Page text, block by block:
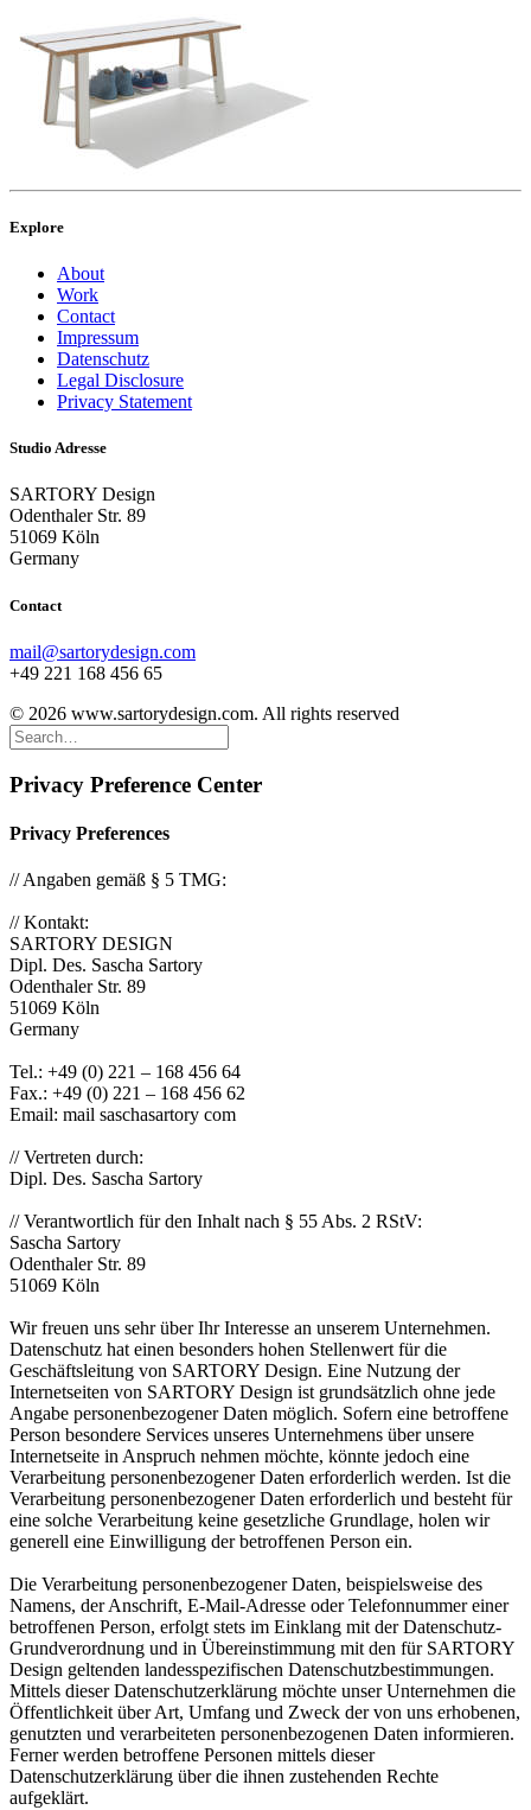
Explore
About
Work
Contact
Impressum
Datenschutz
Legal Disclosure
Privacy Statement
Studio Adresse
SARTORY Design
Odenthaler Str. 89
51069 Köln
Germany
Contact
mail@sartorydesign.com
+49 221 168 456 65
© 2026 www.sartorydesign.com. All rights reserved
Privacy Preference Center
Privacy Preferences
// Angaben gemäß § 5 TMG:
// Kontakt:
SARTORY DESIGN
Dipl. Des. Sascha Sartory
Odenthaler Str. 89
51069 Köln
Germany
Tel.: +49 (0) 221 – 168 456 64
Fax.: +49 (0) 221 – 168 456 62
Email: mail saschasartory com
// Vertreten durch:
Dipl. Des. Sascha Sartory
// Verantwortlich für den Inhalt nach § 55 Abs. 2 RStV:
Sascha Sartory
Odenthaler Str. 89
51069 Köln
Wir freuen uns sehr über Ihr Interesse an unserem Unternehmen.
Datenschutz hat einen besonders hohen Stellenwert für die
Geschäftsleitung von SARTORY Design. Eine Nutzung der
Internetseiten von SARTORY Design ist grundsätzlich ohne jede
Angabe personenbezogener Daten möglich. Sofern eine betroffene
Person besondere Services unseres Unternehmens über unsere
Internetseite in Anspruch nehmen möchte, könnte jedoch eine
Verarbeitung personenbezogener Daten erforderlich werden. Ist die
Verarbeitung personenbezogener Daten erforderlich und besteht für
eine solche Verarbeitung keine gesetzliche Grundlage, holen wir
generell eine Einwilligung der betroffenen Person ein.
Die Verarbeitung personenbezogener Daten, beispielsweise des
Namens, der Anschrift, E-Mail-Adresse oder Telefonnummer einer
betroffenen Person, erfolgt stets im Einklang mit der Datenschutz-
Grundverordnung und in Übereinstimmung mit den für SARTORY
Design geltenden landesspezifischen Datenschutzbestimmungen.
Mittels dieser Datenschutzerklärung möchte unser Unternehmen die
Öffentlichkeit über Art, Umfang und Zweck der von uns erhobenen,
genutzten und verarbeiteten personenbezogenen Daten informieren.
Ferner werden betroffene Personen mittels dieser
Datenschutzerklärung über die ihnen zustehenden Rechte
aufgeklärt.